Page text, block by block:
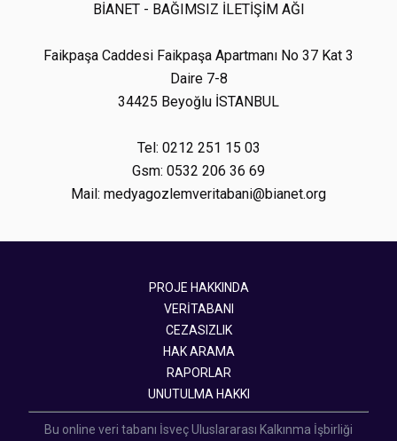
BİANET - BAĞIMSIZ İLETİŞİM AĞI
Faikpaşa Caddesi Faikpaşa Apartmanı No 37 Kat 3
Daire 7-8
34425 Beyoğlu İSTANBUL
Tel: 0212 251 15 03
Gsm: 0532 206 36 69
Mail: medyagozlemveritabani@bianet.org
PROJE HAKKINDA
VERİTABANI
CEZASIZLIK
HAK ARAMA
RAPORLAR
UNUTULMA HAKKI
Bu online veri tabanı İsveç Uluslararası Kalkınma İşbirliği